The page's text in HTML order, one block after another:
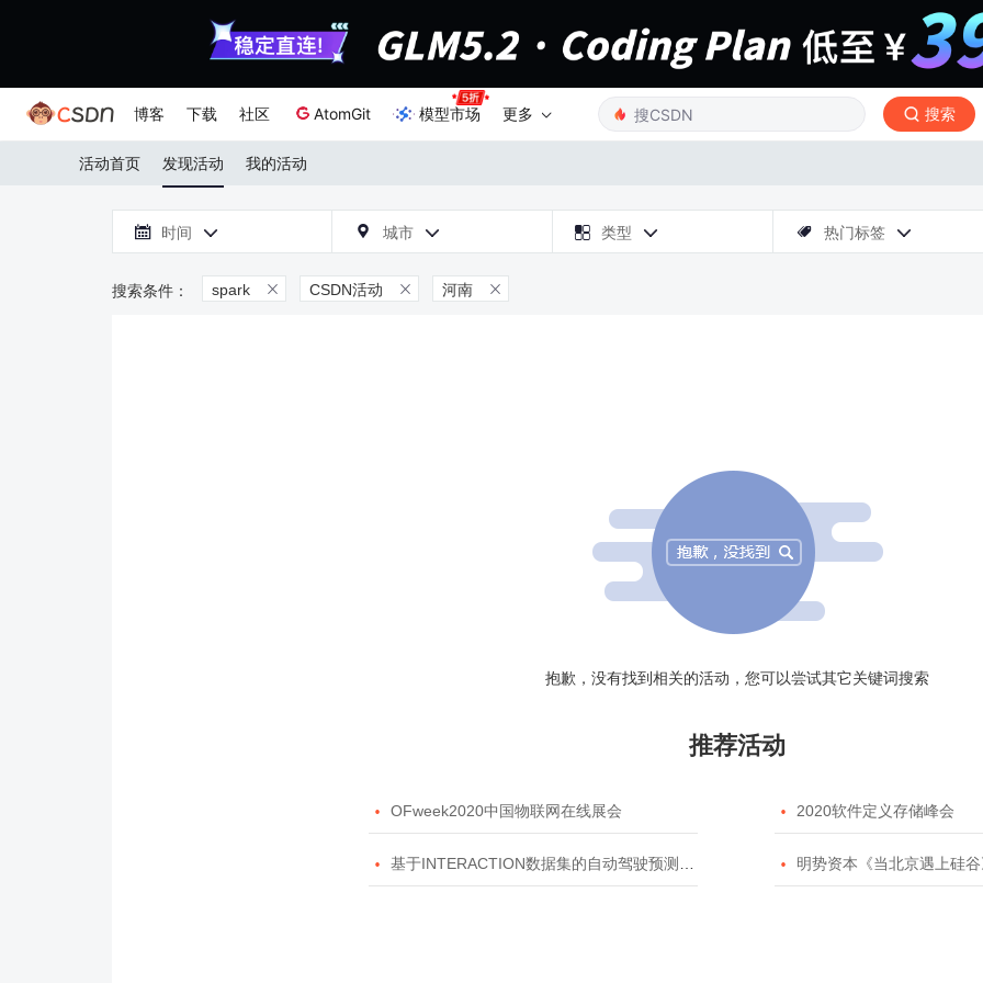
博客 下载 社区 AtomGit 模型市场 更多 搜索
活动首页 发现活动 我的活动
 时间   城市   类型   热门标签 
spark  CSDN活动  河南 
抱歉，没有找到相关的活动，您可以尝试其它关键词搜索
推荐活动
 OFweek2020中国物联网在线展会  2020软件定义存储峰会
 基于INTERACTION数据集的自动驾驶预测模型挑战赛  明势资本《当北京遇上硅谷》系列